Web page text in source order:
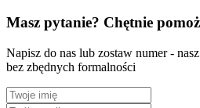
Masz pytanie? Chętnie
Napisz do nas lub zostaw numer -
bez zbędnych formalności